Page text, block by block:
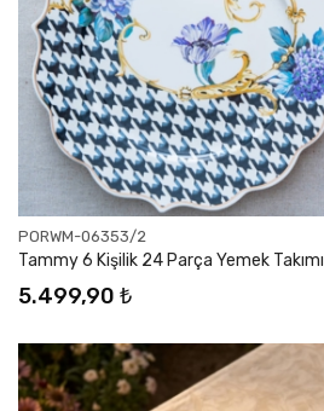
PORWM-06353/2
Tammy 6 Kişilik 24 Parça Yemek Takımı
5.499,90 ₺